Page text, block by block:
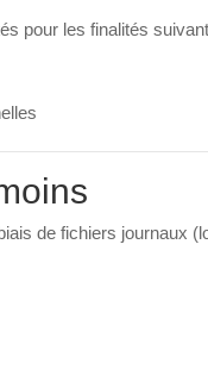
pour les finalités
de fichiers journaux